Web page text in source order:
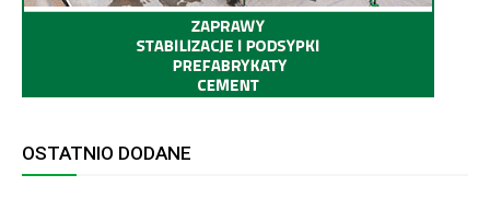
OSTATNIO DODANE